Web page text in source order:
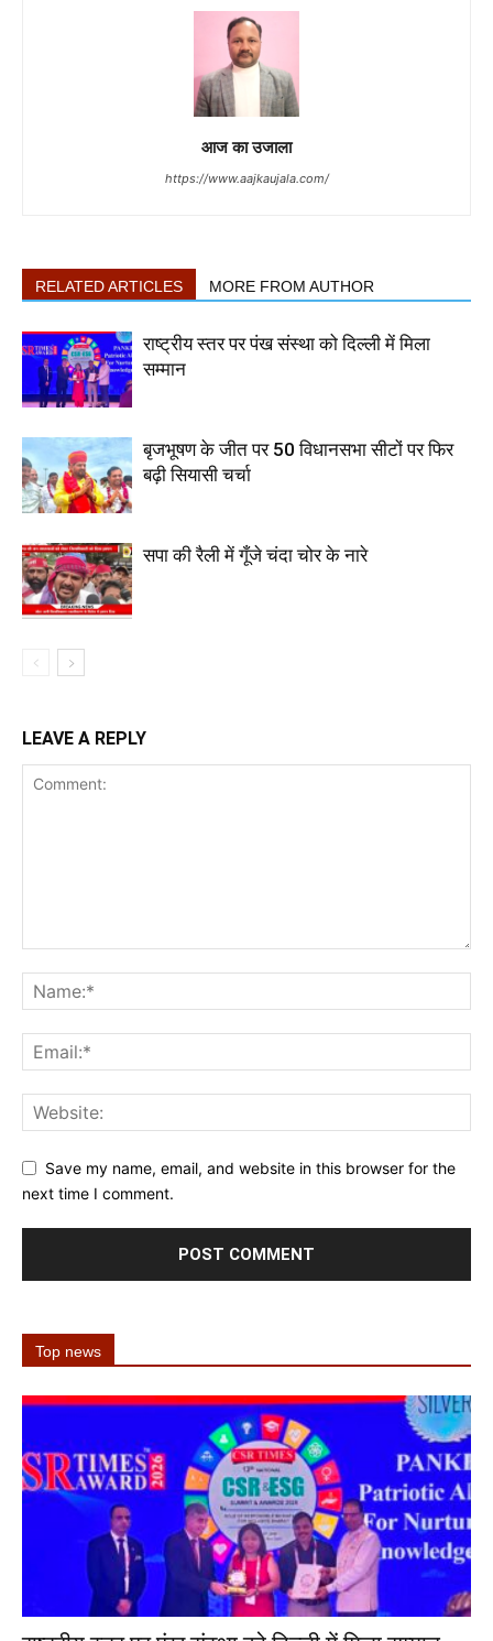
आज का उजाला
https://www.aajkaujala.com/
RELATED ARTICLES MORE FROM AUTHOR
राष्ट्रीय स्तर पर पंख संस्था को दिल्ली में मिला
सम्मान
बृजभूषण के जीत पर 50 विधानसभा सीटों पर फिर
बढ़ी सियासी चर्चा
सपा की रैली में गूँजे चंदा चोर के नारे
LEAVE A REPLY
Save my name, email, and website in this browser for the
next time I comment.
Top news